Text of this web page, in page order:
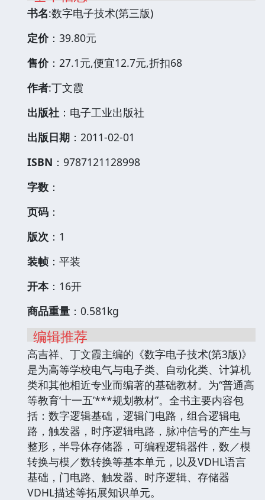
书名:数字电子技术(第三版)
定价：39.80元
售价：27.1元,便宜12.7元,折扣68
作者:丁文霞
出版社 ：电子工业出版社
出版日期 ：2011-02-01
ISBN ：9787121128998
字数 ：
页码 ：
版次 ：1
装帧 ：平装
开本：16开
商品重量 ：0.581kg
编辑推荐
高吉祥、丁文霞主编的《数字电子技术(第3版)》
是为高等学校电气与电子类、自动化类、计算机
类和其他相近专业而编著的基础教材。为“普通高
等教育‘十一五’***规划教材”。全书主要内容包
括：数字逻辑基础，逻辑门电路，组合逻辑电
路，触发器，时序逻辑电路，脉冲信号的产生与
整形，半导体存储器，可编程逻辑器件，数／模
转换与模／数转换等基本单元，以及VDHL语言
基础，门电路、触发器、时序逻辑、存储器
VDHL描述等拓展知识单元。